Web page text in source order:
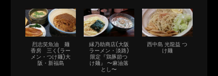
烈志笑魚油 麺
香房 三く(ラー
メン・つけ麺)大
阪・新福島
縁乃助商店(大阪
ラーメン・淡路)
限定『鶏豚節つ
け麺』 〜麻油落
とし〜
西中島 光龍益 つ
け麺